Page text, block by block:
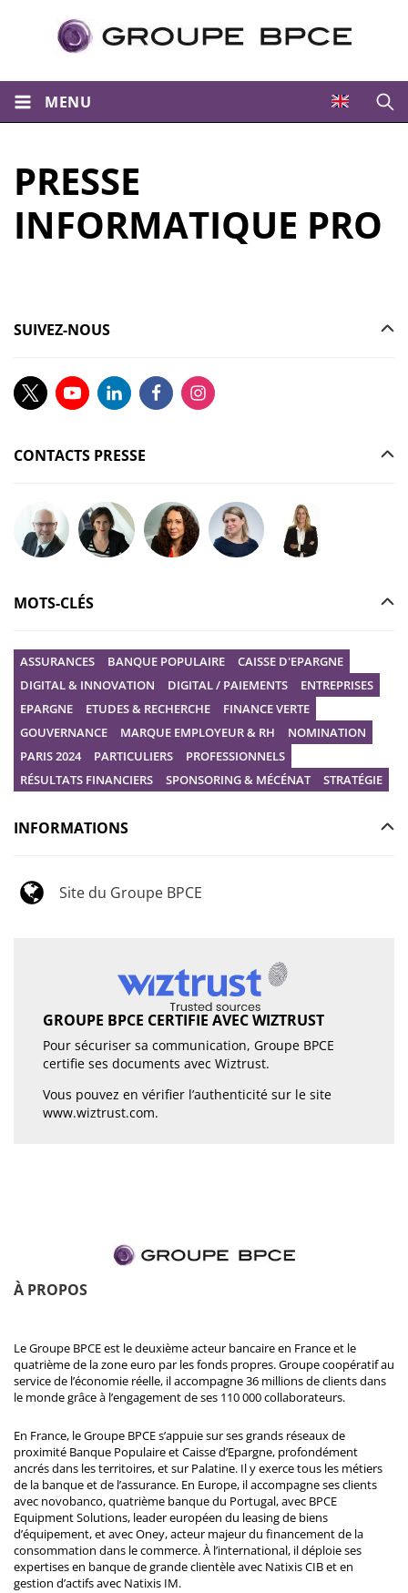
MENU
PRESSE
INFORMATIQUE PRO
SUIVEZ-NOUS
CONTACTS PRESSE
Poser votre question à Christophe GILBERT
Poser votre question à Fanny KERECKI
Poser votre question à Mélissa
Poser votre question à Marine
Poser votre question
MOTS-CLÉS
ASSURANCES BANQUE POPULAIRE
CAISSE D'EPARGNE
DIGITAL & INNOVATION
DIGITAL / PAIEMENTS
ENTREPRISES
EPARGNE
ETUDES & RECHERCHE
FINANCE VERTE
GOUVERNANCE
MARQUE EMPLOYEUR & RH
NOMINATION
PARIS 2024
PARTICULIERS
PROFESSIONNELS
RÉSULTATS FINANCIERS
SPONSORING & MÉCÉNAT STRATÉGIE
INFORMATIONS
Site du Groupe BPCE
GROUPE BPCE CERTIFIE AVEC WIZTRUST
Pour sécuriser sa communication, Groupe BPCE
certifie ses documents avec Wiztrust.
Vous pouvez en vérifier l’authenticité sur le site
www.wiztrust.com.
À PROPOS
Le Groupe BPCE est le deuxième acteur bancaire en France et le
quatrième de la zone euro par les fonds propres. Groupe coopératif au
service de l’économie réelle, il accompagne 36 millions de clients dans
le monde grâce à l’engagement de ses 110 000 collaborateurs.
En France, le Groupe BPCE s’appuie sur ses grands réseaux de
proximité Banque Populaire et Caisse d’Epargne, profondément
ancrés dans les territoires, et sur Palatine. Il y exerce tous les métiers
de la banque et de l’assurance. En Europe, il accompagne ses clients
avec novobanco, quatrième banque du Portugal, avec BPCE
Equipment Solutions, leader européen du leasing de biens
d’équipement, et avec Oney, acteur majeur du financement de la
consommation dans le commerce. À l’international, il déploie ses
expertises en banque de grande clientèle avec Natixis CIB et en
gestion d’actifs avec Natixis IM.